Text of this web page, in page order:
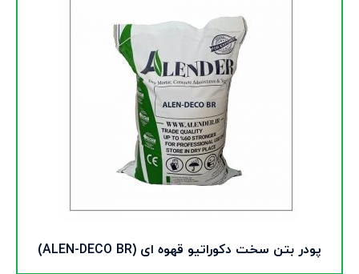
پودر بتن سخت دکوراتیو قهوه ای (ALEN-DECO BR)